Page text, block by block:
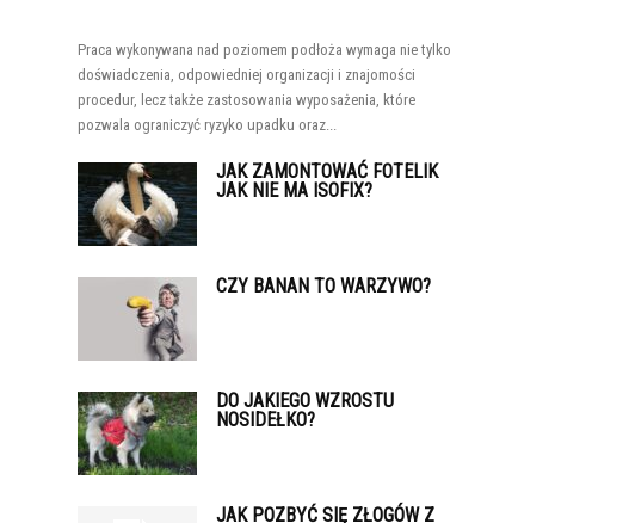
Praca wykonywana nad poziomem podłoża wymaga nie tylko
doświadczenia, odpowiedniej organizacji i znajomości
procedur, lecz także zastosowania wyposażenia, które
pozwala ograniczyć ryzyko upadku oraz...
JAK ZAMONTOWAĆ FOTELIK
JAK NIE MA ISOFIX?
CZY BANAN TO WARZYWO?
DO JAKIEGO WZROSTU
NOSIDEŁKO?
JAK POZBYĆ SIĘ ZŁOGÓW Z